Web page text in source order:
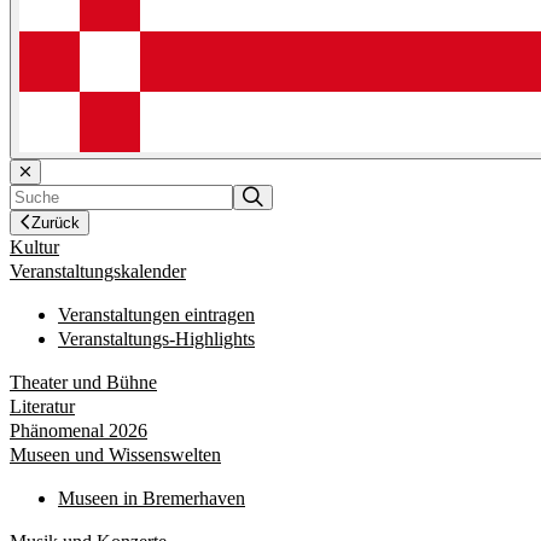
Zurück
Kultur
Veranstaltungskalender
Veranstaltungen eintragen
Veranstaltungs-Highlights
Theater und Bühne
Literatur
Phänomenal 2026
Museen und Wissenswelten
Museen in Bremerhaven